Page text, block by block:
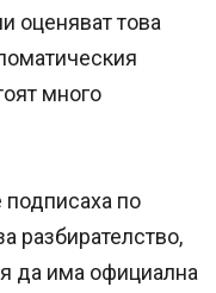
оценяват това
много
подписаха по
разбирателство,
да има официална